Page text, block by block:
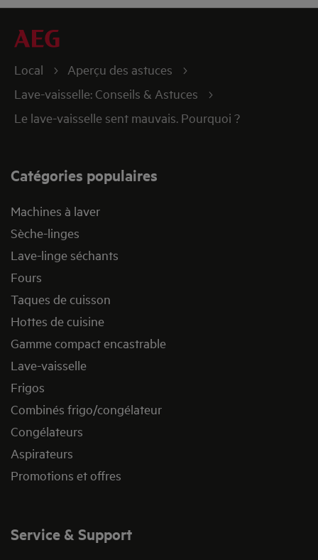
Local
Aperçu des astuces
Lave-vaisselle: Conseils & Astuces
Le lave-vaisselle sent mauvais. Pourquoi ?
Catégories populaires
Machines à laver
Sèche-linges
Lave-linge séchants
Fours
Taques de cuisson
Hottes de cuisine
Gamme compact encastrable
Lave-vaisselle
Frigos
Combinés frigo/congélateur
Congélateurs
Aspirateurs
Promotions et offres
Service & Support